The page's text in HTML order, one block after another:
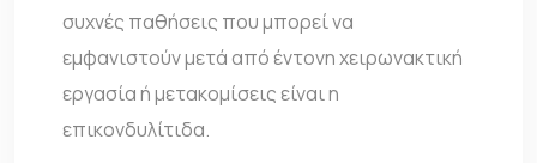
συχνές παθήσεις που μπορεί να
εμφανιστούν μετά από έντονη χειρωνακτική
εργασία ή μετακομίσεις είναι η
επικονδυλίτιδα.